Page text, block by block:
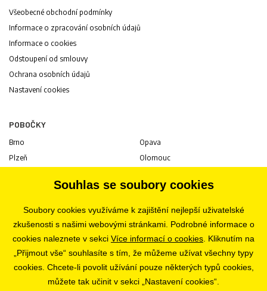
Všeobecné obchodní podmínky
Informace o zpracování osobních údajů
Informace o cookies
Odstoupení od smlouvy
Ochrana osobních údajů
Nastavení cookies
POBOČKY
Brno
Plzeň
Ostrava
Opava
Olomouc
Pardubice
Liberec
Bratislava
KARIÉRA
Souhlas se soubory cookies
Soubory cookies využíváme k zajištění nejlepší uživatelské
zkušenosti s našimi webovými stránkami. Podrobné informace o
cookies naleznete v sekci Více informací o cookies . Kliknutím na
„Přijmout vše“ souhlasíte s tím, že můžeme užívat všechny typy
cookies. Chcete-li povolit užívání pouze některých typů cookies,
můžete tak učinit v sekci „Nastavení cookies“.